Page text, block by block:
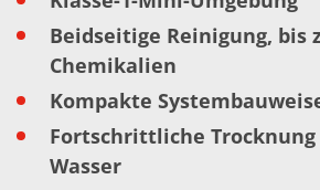
Infocenter
Downloads
Presse
Messen
Glossar
Ätzen
Carrier
DI Wasser
Beidseitige Reinigung, bis
Chemikalien
Kompakte
Fortschrittliche Trocknung
Wasser